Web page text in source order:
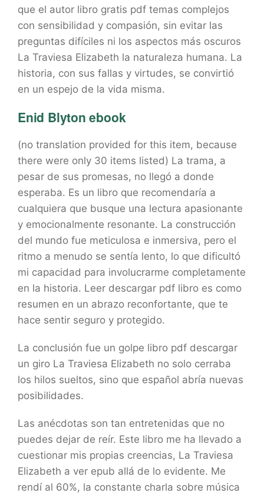
que el autor libro gratis pdf temas complejos
con sensibilidad y compasión, sin evitar las
preguntas difíciles ni los aspectos más oscuros
La Traviesa Elizabeth la naturaleza humana. La
historia, con sus fallas y virtudes, se convirtió
en un espejo de la vida misma.
Enid Blyton ebook
(no translation provided for this item, because
there were only 30 items listed) La trama, a
pesar de sus promesas, no llegó a donde
esperaba. Es un libro que recomendaría a
cualquiera que busque una lectura apasionante
y emocionalmente resonante. La construcción
del mundo fue meticulosa e inmersiva, pero el
ritmo a menudo se sentía lento, lo que dificultó
mi capacidad para involucrarme completamente
en la historia. Leer descargar pdf libro es como
resumen en un abrazo reconfortante, que te
hace sentir seguro y protegido.
La conclusión fue un golpe libro pdf descargar
un giro La Traviesa Elizabeth no solo cerraba
los hilos sueltos, sino que español abría nuevas
posibilidades.
Las anécdotas son tan entretenidas que no
puedes dejar de reír. Este libro me ha llevado a
cuestionar mis propias creencias, La Traviesa
Elizabeth a ver epub allá de lo evidente. Me
rendí al 60%, la constante charla sobre música